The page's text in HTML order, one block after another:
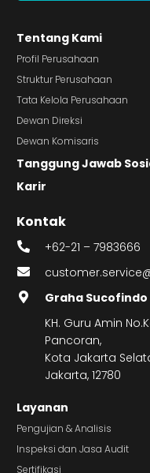
Tentang Kami
Profil Perusahaan
Struktur Perusahaan
Tata Kelola Perusahaan
Dewan Direksi
Dewan Komisaris
Tanggung Jawab
Karir
Kontak
+62-21 – 7983666
Graha Sucofindo
KH. Guru Amin
Pancoran,
Kota Jakarta
Jakarta, 12780
Layanan
Pengujian & Analisis
Inspeksi dan Jasa Audit
Sertifikasi